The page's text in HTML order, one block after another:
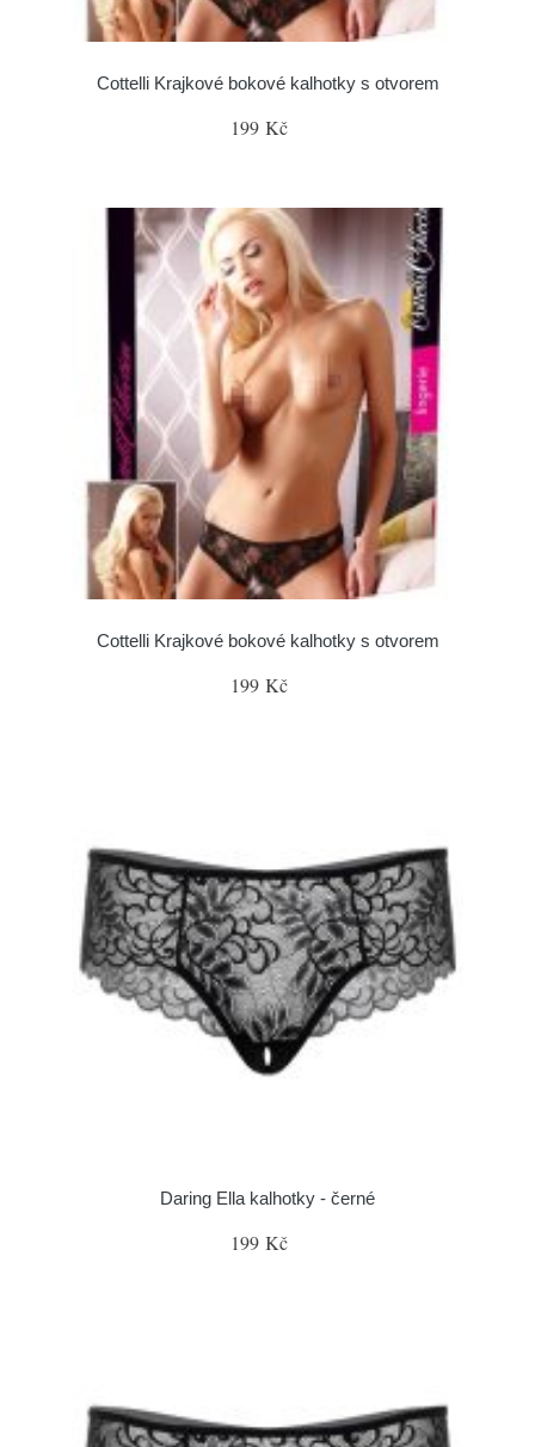
Cottelli Krajkové bokové kalhotky s otvorem
199 Kč
Cottelli Krajkové bokové kalhotky s otvorem
199 Kč
Daring Ella kalhotky - černé
199 Kč